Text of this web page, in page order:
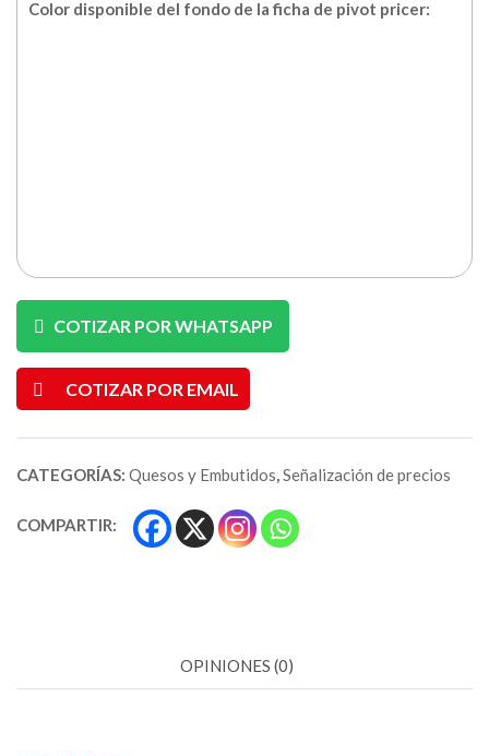
Color disponible del fondo de la ficha de pivot pricer:
COTIZAR POR WHATSAPP
COTIZAR POR EMAIL
CATEGORÍAS: Quesos y Embutidos,Señalización de precios
COMPARTIR:
OPINIONES (0)